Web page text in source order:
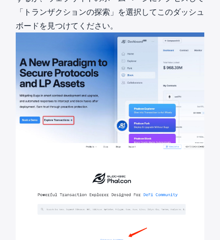
「トランザクションの探索」を選択してこのダッシュ
ボードを見つけてください。